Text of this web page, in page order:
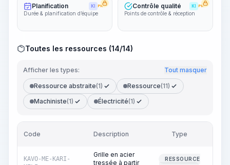
Planification KI PRO
Durée & planification d’équipe
Contrôle qualité KI PRO
Points de contrôle & réception
Toutes les ressources (14/14)
Afficher les types: Tout masquer
Ressource abstraite(1) Ressource(11)
Machiniste(1) Électricité(1)
Code Description Type
KAVO-ME-KARI-
Grille en acier
tressée à partir
RESSOURCE